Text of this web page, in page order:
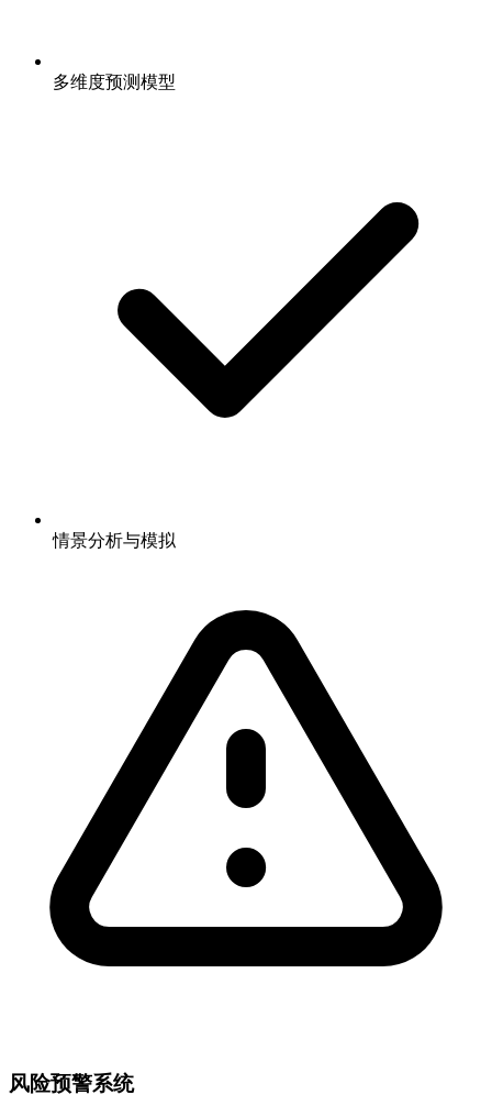
多维度预测模型
情景分析与模拟
风险预警系统